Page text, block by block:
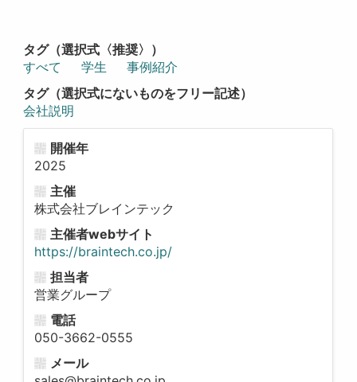
タグ（選択式〈推奨〉）
すべて
学生
事例紹介
タグ（選択式にないものをフリー記述）
会社説明
開催年
2025
主催
株式会社ブレインテック
主催者webサイト
https://braintech.co.jp/
担当者
営業グループ
電話
050-3662-0555
メール